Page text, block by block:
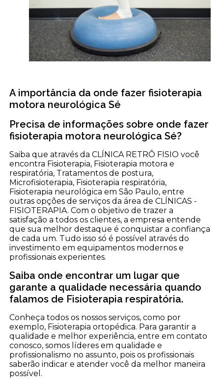
A importância da onde fazer fisioterapia
motora neurológica Sé
Precisa de informações sobre onde fazer
fisioterapia motora neurológica Sé?
Saiba que através da CLÍNICA RETRÔ FISIO você
encontra Fisioterapia, Fisioterapia motora e
respiratória, Tratamentos de postura,
Microfisioterapia, Fisioterapia respiratória,
Fisioterapia neurológica em São Paulo, entre
outras opções de serviços da área de CLÍNICAS -
FISIOTERAPIA. Com o objetivo de trazer a
satisfação a todos os clientes, a empresa entende
que sua melhor destaque é conquistar a confiança
de cada um. Tudo isso só é possível através do
investimento em equipamentos modernos e
profissionais experientes.
Saiba onde encontrar um lugar que
garante a qualidade necessária quando
falamos de Fisioterapia respiratória.
Conheça todos os nossos serviços, como por
exemplo, Fisioterapia ortopédica. Para garantir a
qualidade e melhor experiência, entre em contato
conosco, somos líderes em qualidade e
profissionalismo no assunto, pois os profissionais
saberão indicar e atender você da melhor maneira
possível.